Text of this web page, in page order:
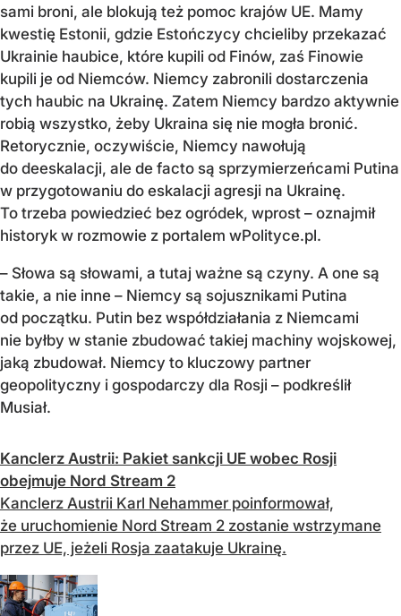
sami broni, ale blokują też pomoc krajów UE. Mamy
kwestię Estonii, gdzie Estończycy chcieliby przekazać
Ukrainie haubice, które kupili od Finów, zaś Finowie
kupili je od Niemców. Niemcy zabronili dostarczenia
tych haubic na Ukrainę. Zatem Niemcy bardzo aktywnie
robią wszystko, żeby Ukraina się nie mogła bronić.
Retorycznie, oczywiście, Niemcy nawołują
do deeskalacji, ale de facto są sprzymierzeńcami Putina
w przygotowaniu do eskalacji agresji na Ukrainę.
To trzeba powiedzieć bez ogródek, wprost – oznajmił
historyk w rozmowie z portalem wPolityce.pl.
– Słowa są słowami, a tutaj ważne są czyny. A one są
takie, a nie inne – Niemcy są sojusznikami Putina
od początku. Putin bez współdziałania z Niemcami
nie byłby w stanie zbudować takiej machiny wojskowej,
jaką zbudował. Niemcy to kluczowy partner
geopolityczny i gospodarczy dla Rosji – podkreślił
Musiał.
Kanclerz Austrii: Pakiet sankcji UE wobec Rosji
obejmuje Nord Stream 2
Kanclerz Austrii Karl Nehammer poinformował,
że uruchomienie Nord Stream 2 zostanie wstrzymane
przez UE, jeżeli Rosja zaatakuje Ukrainę.